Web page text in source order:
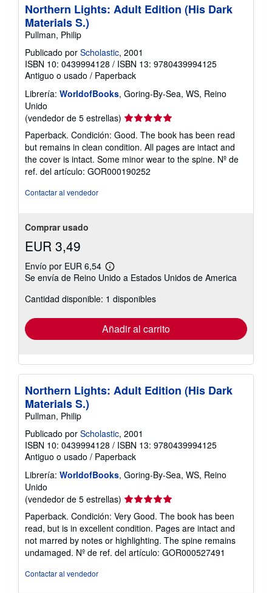
Northern Lights: Adult Edition (His Dark
Materials S.)
Pullman, Philip
Publicado por Scholastic, 2001
ISBN 10: 0439994128 / ISBN 13: 9780439994125
Antiguo o usado / Paperback
Librería: WorldofBooks, Goring-By-Sea, WS, Reino
Unido
(vendedor de 5 estrellas) Calificación
del
vendedor:
5
de
5
Paperback. Condición: Good. The book has been read
but remains in clean condition. All pages are intact and
the cover is intact. Some minor wear to the spine. Nº de
ref. del artículo: GOR000190252
Contactar al vendedor
Comprar usado
EUR 3,49
Envío por EUR 6,54
Más
información
las
tarifas
envío
Se envía de Reino Unido a Estados Unidos de America
Cantidad disponible: 1 disponibles
Añadir al carrito
Northern Lights: Adult Edition (His Dark
Materials S.)
Pullman, Philip
Publicado por Scholastic, 2001
ISBN 10: 0439994128 / ISBN 13: 9780439994125
Antiguo o usado / Paperback
Librería: WorldofBooks, Goring-By-Sea, WS, Reino
Unido
(vendedor de 5 estrellas) Calificación
vendedor:
5
de
5
Paperback. Condición: Very Good. The book has been
read, but is in excellent condition. Pages are intact and
not marred by notes or highlighting. The spine remains
undamaged. Nº de ref. del artículo: GOR000527491
Contactar al vendedor